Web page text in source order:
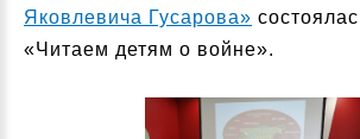
Яковлевича Гусарова»
«Читаем детям о войне».